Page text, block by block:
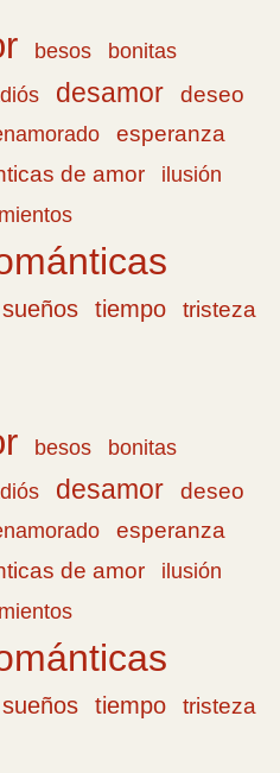
besos
bonitas
desamor deseo
esperanza
de amor
ilusión
sueños tiempo
tristeza
besos
bonitas
desamor deseo
esperanza
de amor
ilusión
sueños tiempo
tristeza